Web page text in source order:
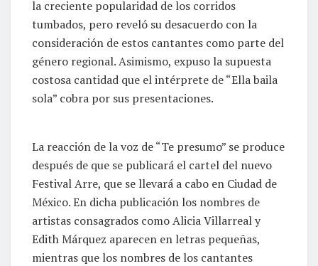
la creciente popularidad de los corridos
tumbados, pero reveló su desacuerdo con la
consideración de estos cantantes como parte del
género regional. Asimismo, expuso la supuesta
costosa cantidad que el intérprete de “Ella baila
sola” cobra por sus presentaciones.
La reacción de la voz de “Te presumo” se produce
después de que se publicará el cartel del nuevo
Festival Arre, que se llevará a cabo en Ciudad de
México. En dicha publicación los nombres de
artistas consagrados como Alicia Villarreal y
Edith Márquez aparecen en letras pequeñas,
mientras que los nombres de los cantantes